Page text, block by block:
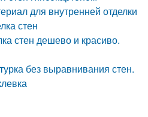
для внутренней отделки
стен
стен дешево и красиво.
без выравнивания стен.